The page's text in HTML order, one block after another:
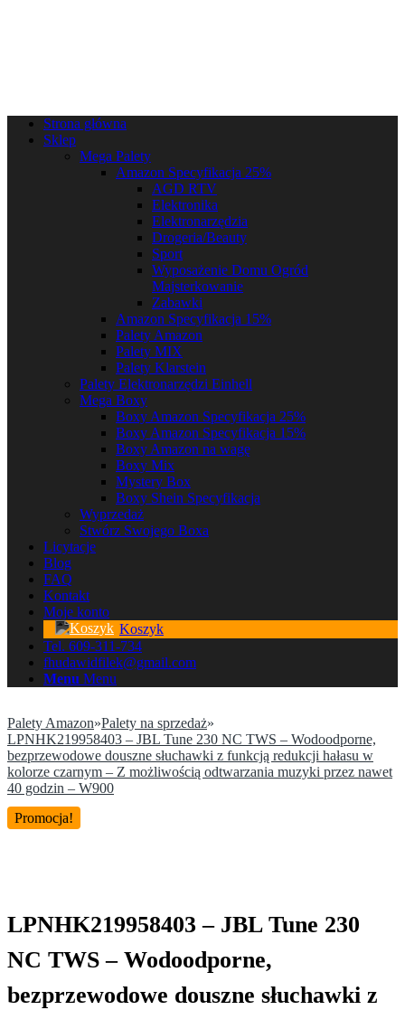
Strona główna
Sklep
Mega Palety
Amazon Specyfikacja 25%
AGD RTV
Elektronika
Elektronarzędzia
Drogeria/Beauty
Sport
Wyposażenie Domu Ogród
Majsterkowanie
Zabawki
Amazon Specyfikacja 15%
Palety Amazon
Palety MIX
Palety Klarstein
Palety Elektronarzędzi Einhell
Mega Boxy
Boxy Amazon Specyfikacja 25%
Boxy Amazon Specyfikacja 15%
Boxy Amazon na wagę
Boxy Mix
Mystery Box
Boxy Shein Specyfikacja
Wyprzedaż
Stwórz Swojego Boxa
Licytacje
Blog
FAQ
Kontakt
Moje konto
Koszyk
Tel. 609-311-734
fhudawidfilek@gmail.com
Menu Menu
Palety Amazon»Palety na sprzedaż»
LPNHK219958403 – JBL Tune 230 NC TWS – Wodoodporne,
bezprzewodowe douszne słuchawki z funkcją redukcji hałasu w
kolorze czarnym – Z możliwością odtwarzania muzyki przez nawet
40 godzin – W900
Promocja!
LPNHK219958403 – JBL Tune 230
NC TWS – Wodoodporne,
bezprzewodowe douszne słuchawki z